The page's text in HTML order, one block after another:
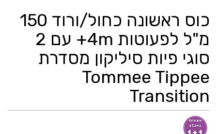
כוס ראשונה כחול/ורוד 150
מ"ל לפעוטות 4m+ עם 2
סוגי פיות סיליקון מסדרת
Tommee Tippee
Transition